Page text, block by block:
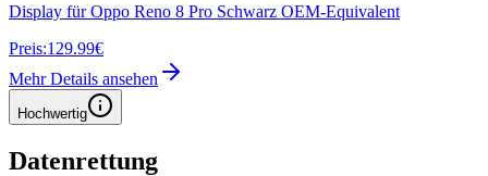
Display für Oppo Reno 8 Pro Schwarz OEM-Equivalent
Preis:129.99€
Mehr Details ansehen
Hochwertig
Datenrettung